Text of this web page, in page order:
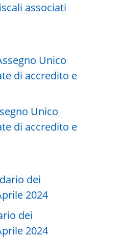
associati
Unico
di accredito e
dei
2024